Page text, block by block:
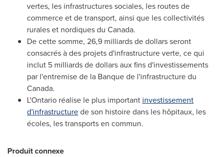
vertes, les infrastructures sociales, les routes de
commerce et de transport, ainsi que les collectivités
rurales et nordiques du Canada.
De cette somme, 26,9 milliards de dollars seront
consacrés à des projets d'infrastructure verte, ce qui
inclut 5 milliards de dollars aux fins d'investissements
par l'entremise de la Banque de l'infrastructure du
Canada.
L'Ontario réalise le plus important investissement
d'infrastructurede son histoire dans les hôpitaux, les
écoles, les transports en commun.
Produit connexe